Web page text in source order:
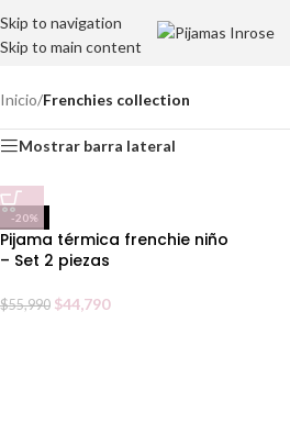
Skip to navigation
Skip to main content
Inicio/Frenchies collection
Mostrar barra lateral
-20%
Pijama térmica frenchie niño
– Set 2 piezas
$55,990 $44,790